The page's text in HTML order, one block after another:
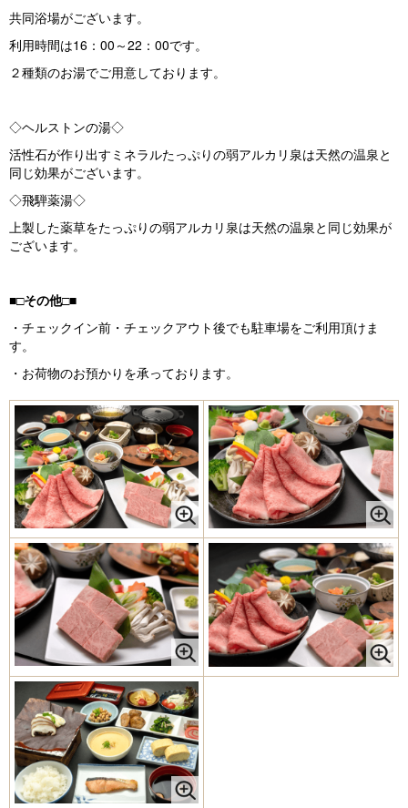
共同浴場がございます。
利用時間は16：00～22：00です。
２種類のお湯でご用意しております。
◇ヘルストンの湯◇
活性石が作り出すミネラルたっぷりの弱アルカリ泉は天然の温泉と
同じ効果がございます。
◇飛騨薬湯◇
上製した薬草をたっぷりの弱アルカリ泉は天然の温泉と同じ効果が
ございます。
■□その他□■
・チェックイン前・チェックアウト後でも駐車場をご利用頂けま
す。
・お荷物のお預かりを承っております。